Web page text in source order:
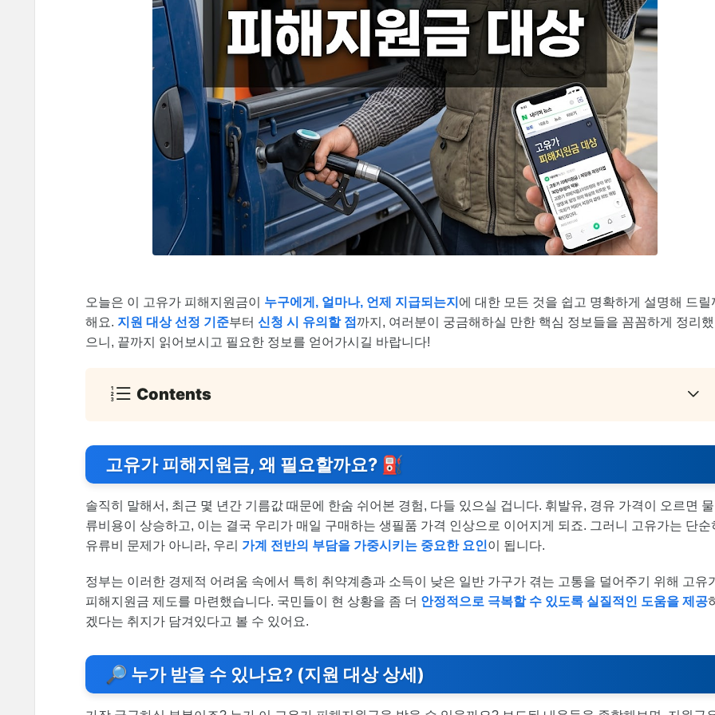
오늘은 이 고유가 피해지원금이 누구에게, 얼마나, 언제 지급되는지 에 대한 모든 것을 쉽고 명확하게 설명해 드릴
해요. 지원 대상 선정 기준부터 신청 시 유의할 점 까지, 여러분이 궁금해하실 만한 핵심 정보들을 꼼꼼하게 정리했
으니, 끝까지 읽어보시고 필요한 정보를 얻어가시길 바랍니다!
Contents
고유가 피해지원금, 왜 필요할까요? ⛽
솔직히 말해서, 최근 몇 년간 기름값 때문에 한숨 쉬어본 경험, 다들 있으실 겁니다. 휘발유, 경유 가격이 오르면 물
류비용이 상승하고, 이는 결국 우리가 매일 구매하는 생필품 가격 인상으로 이어지게 되죠. 그러니 고유가는 단순
유류비 문제가 아니라, 우리 가계 전반의 부담을 가중시키는 중요한 요인이 됩니다.
정부는 이러한 경제적 어려움 속에서 특히 취약계층과 소득이 낮은 일반 가구가 겪는 고통을 덜어주기 위해 고유
피해지원금 제도를 마련했습니다. 국민들이 현 상황을 좀 더 안정적으로 극복할 수 있도록 실질적인 도움을 제공
겠다는 취지가 담겨있다고 볼 수 있어요.
🔎 누가 받을 수 있나요? (지원 대상 상세)